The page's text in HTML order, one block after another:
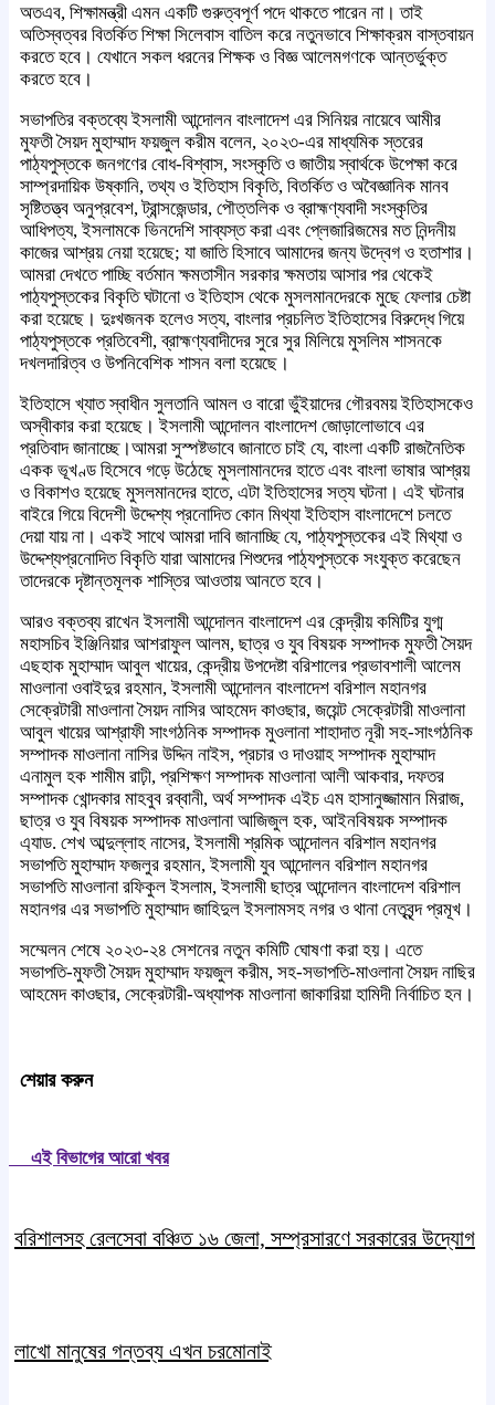
অতএব, শিক্ষামন্ত্রী এমন একটি গুরুত্বপূর্ণ পদে থাকতে পারেন না। তাই
অতিস্বত্বর বিতর্কিত শিক্ষা সিলেবাস বাতিল করে নতুনভাবে শিক্ষাক্রম বাস্তবায়ন
করতে হবে। যেখানে সকল ধরনের শিক্ষক ও বিজ্ঞ আলেমগণকে আন্তর্ভুক্ত
করতে হবে।
সভাপতির বক্তব্যে ইসলামী আন্দোলন বাংলাদেশ এর সিনিয়র নায়েবে আমীর
মুফতী সৈয়দ মুহাম্মাদ ফয়জুল করীম বলেন, ২০২৩-এর মাধ্যমিক স্তরের
পাঠ্যপুস্তকে জনগণের বোধ-বিশ্বাস, সংস্কৃতি ও জাতীয় স্বার্থকে উপেক্ষা করে
সাম্প্রদায়িক উষ্কানি, তথ্য ও ইতিহাস বিকৃতি, বিতর্কিত ও অবৈজ্ঞানিক মানব
সৃষ্টিতত্ত্ব অনুপ্রবেশ, ট্রান্সজেন্ডার, পৌত্তলিক ও ব্রাহ্মণ্যবাদী সংস্কৃতির
আধিপত্য, ইসলামকে ভিনদেশি সাব্যস্ত করা এবং প্লেজারিজমের মত নিন্দনীয়
কাজের আশ্রয় নেয়া হয়েছে; যা জাতি হিসাবে আমাদের জন্য উদ্বেগ ও হতাশার।
আমরা দেখতে পাচ্ছি বর্তমান ক্ষমতাসীন সরকার ক্ষমতায় আসার পর থেকেই
পাঠ্যপুস্তকের বিকৃতি ঘটানো ও ইতিহাস থেকে মুসলমানদেরকে মুছে ফেলার চেষ্টা
করা হয়েছে। দুঃখজনক হলেও সত্য, বাংলার প্রচলিত ইতিহাসের বিরুদ্ধে গিয়ে
পাঠ্যপুস্তকে প্রতিবেশী, ব্রাহ্মণ্যবাদীদের সুরে সুর মিলিয়ে মুসলিম শাসনকে
দখলদারিত্ব ও উপনিবেশিক শাসন বলা হয়েছে।
ইতিহাসে খ্যাত স্বাধীন সুলতানি আমল ও বারো ভুঁইয়াদের গৌরবময় ইতিহাসকেও
অস্বীকার করা হয়েছে। ইসলামী আন্দোলন বাংলাদেশ জোড়ালোভাবে এর
প্রতিবাদ জানাচ্ছে।আমরা সুস্পষ্টভাবে জানাতে চাই যে, বাংলা একটি রাজনৈতিক
একক ভূখণ্ড হিসেবে গড়ে উঠেছে মুসলামানদের হাতে এবং বাংলা ভাষার আশ্রয়
ও বিকাশও হয়েছে মুসলমানদের হাতে, এটা ইতিহাসের সত্য ঘটনা। এই ঘটনার
বাইরে গিয়ে বিদেশী উদ্দেশ্য প্রনোদিত কোন মিথ্যা ইতিহাস বাংলাদেশে চলতে
দেয়া যায় না। একই সাথে আমরা দাবি জানাচ্ছি যে, পাঠ্যপুস্তকের এই মিথ্যা ও
উদ্দেশ্যপ্রনোদিত বিকৃতি যারা আমাদের শিশুদের পাঠ্যপুস্তকে সংযুক্ত করেছেন
তাদেরকে দৃষ্টান্তমূলক শাস্তির আওতায় আনতে হবে।
আরও বক্তব্য রাখেন ইসলামী আন্দোলন বাংলাদেশ এর কেন্দ্রীয় কমিটির যুগ্ম
মহাসচিব ইঞ্জিনিয়ার আশরাফুল আলম, ছাত্র ও যুব বিষয়ক সম্পাদক মুফতী সৈয়দ
এছহাক মুহাম্মাদ আবুল খায়ের, কেন্দ্রীয় উপদেষ্টা বরিশালের প্রভাবশালী আলেম
মাওলানা ওবাইদুর রহমান, ইসলামী আন্দোলন বাংলাদেশ বরিশাল মহানগর
সেক্রেটারী মাওলানা সৈয়দ নাসির আহমেদ কাওছার, জয়েন্ট সেক্রেটারী মাওলানা
আবুল খায়ের আশ্রাফী সাংগঠনিক সম্পাদক মুওলানা শাহাদাত নূরী সহ-সাংগঠনিক
সম্পাদক মাওলানা নাসির উদ্দিন নাইস, প্রচার ও দাওয়াহ সম্পাদক মুহাম্মাদ
এনামুল হক শামীম রাঢ়ী, প্রশিক্ষণ সম্পাদক মাওলানা আলী আকবার, দফতর
সম্পাদক খোন্দকার মাহবুব রব্বানী, অর্থ সম্পাদক এইচ এম হাসানুজ্জামান মিরাজ,
ছাত্র ও যুব বিষয়ক সম্পাদক মাওলানা আজিজুল হক, আইনবিষয়ক সম্পাদক
এ্যাড. শেখ আব্দুল্লাহ নাসের, ইসলামী শ্রমিক আন্দোলন বরিশাল মহানগর
সভাপতি মুহাম্মাদ ফজলুর রহমান, ইসলামী যুব আন্দোলন বরিশাল মহানগর
সভাপতি মাওলানা রফিকুল ইসলাম, ইসলামী ছাত্র আন্দোলন বাংলাদেশ বরিশাল
মহানগর এর সভাপতি মুহাম্মাদ জাহিদুল ইসলামসহ নগর ও থানা নেতৃবৃন্দ প্রমূখ।
সম্মেলন শেষে ২০২৩-২৪ সেশনের নতুন কমিটি ঘোষণা করা হয়। এতে
সভাপতি-মুফতী সৈয়দ মুহাম্মাদ ফয়জুল করীম, সহ-সভাপতি-মাওলানা সৈয়দ নাছির
আহমেদ কাওছার, সেক্রেটারী-অধ্যাপক মাওলানা জাকারিয়া হামিদী নির্বাচিত হন।
শেয়ার করুন
এই বিভাগের আরো খবর
বরিশালসহ রেলসেবা বঞ্চিত ১৬ জেলা, সম্প্রসারণে সরকারের উদ্যোগ
লাখো মানুষের গন্তব্য এখন চরমোনাই